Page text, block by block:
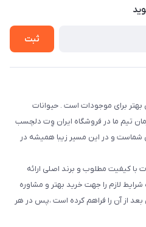
ثبت
برای موجودات است . حیوانات
تیم ما در فروشگاه ایران وِت دلچسب
شماست و در این مسیر زیبا همیشه در
کیفیت مطلوب و برند اصلی ارائه
لازم را جهت خرید بهتر و مشاوره
بعد از آن را فراهم کرده است ،پس در هر